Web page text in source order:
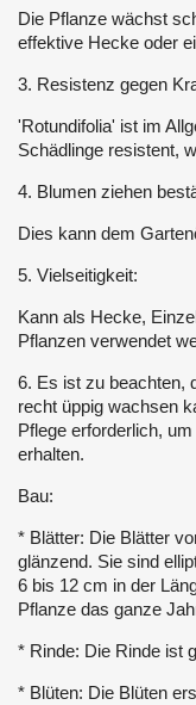
Die Pflanze wächst
effektive Hecke oder
3. Resistenz gegen
'Rotundifolia' ist im
Schädlinge resistent,
4. Blumen ziehen
Dies kann dem
5. Vielseitigkeit:
Kann als Hecke,
Pflanzen verwendet
6. Es ist zu beachten,
recht üppig wachsen
Pflege erforderlich,
erhalten.
Bau:
* Blätter: Die Blätter
glänzend. Sie sind
6 bis 12 cm in der
Pflanze das ganze
* Rinde: Die Rinde ist
* Blüten: Die Blüten